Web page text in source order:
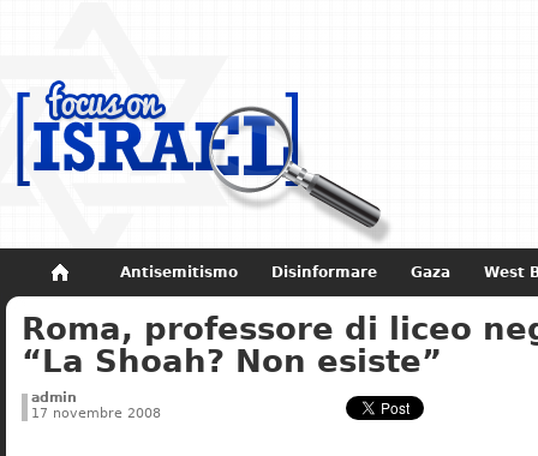
Antisemitismo Disinformare Gaza West
Non dimenticare Storia di Israele
Roma, professore di liceo
“La Shoah? Non esiste”
admin
17 novembre 2008